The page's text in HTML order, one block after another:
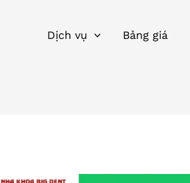
Dịch vụ Bảng giá